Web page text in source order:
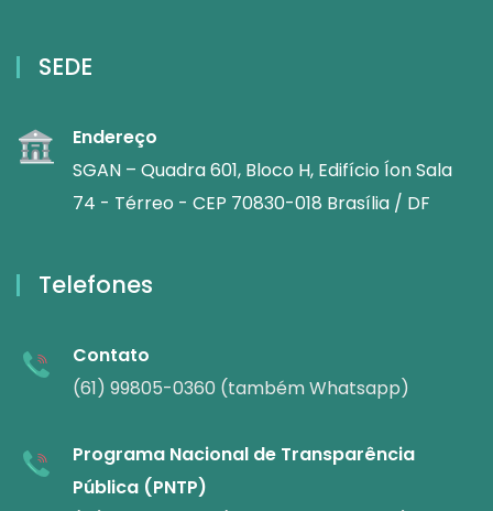
SEDE
Endereço
SGAN – Quadra 601, Bloco H, Edifício Íon Sala
74 - Térreo - CEP 70830-018 Brasília / DF
Telefones
Contato
(61) 99805-0360 (também Whatsapp)
Programa Nacional de Transparência
Pública (PNTP)